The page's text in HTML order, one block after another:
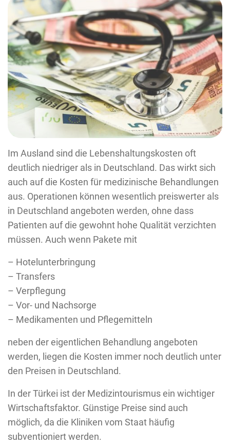
Im Ausland sind die Lebenshaltungskosten oft
deutlich niedriger als in Deutschland. Das wirkt sich
auch auf die Kosten für medizinische Behandlungen
aus. Operationen können wesentlich preiswerter als
in Deutschland angeboten werden, ohne dass
Patienten auf die gewohnt hohe Qualität verzichten
müssen. Auch wenn Pakete mit
– Hotelunterbringung
– Transfers
– Verpflegung
– Vor- und Nachsorge
– Medikamenten und Pflegemitteln
neben der eigentlichen Behandlung angeboten
werden, liegen die Kosten immer noch deutlich unter
den Preisen in Deutschland.
In der Türkei ist der Medizintourismus ein wichtiger
Wirtschaftsfaktor. Günstige Preise sind auch
möglich, da die Kliniken vom Staat häufig
subventioniert werden.